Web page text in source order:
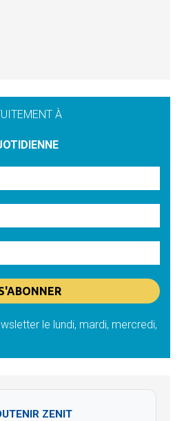
À
le lundi, mardi, mercredi,
ZENIT